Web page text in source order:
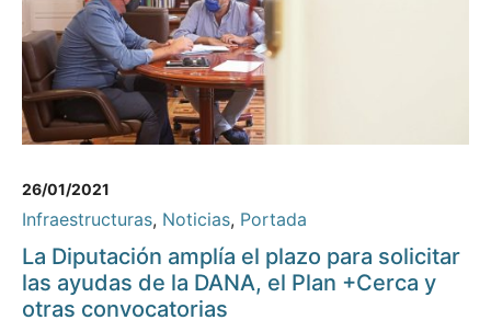
26/01/2021
Infraestructuras, Noticias, Portada
La Diputación amplía el plazo para solicitar
las ayudas de la DANA, el Plan +Cerca y
otras convocatorias